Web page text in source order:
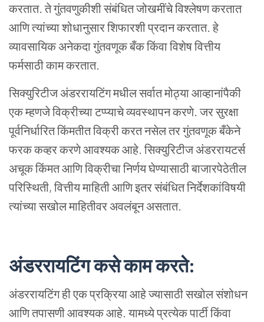
करतात.तेगुंतवणुकीशीसंबंधितजोखमींचेविश्लेषणकरतात
आणित्यांच्याशोधानुसारशिफारशीप्रदानकरतात.हे
व्यावसायिकअनेकदागुंतवणूकबँककिंवाविशेषवित्तीय
फर्मसाठीकामकरतात.
सिक्युरिटीजअंडररायटिंगमधीलसर्वातमोठ्याआव्हानांपैकी
एकम्हणजेविक्रीच्याटप्प्याचेव्यवस्थापनकरणे.जरसुरक्षा
पूर्वनिर्धारितकिंमतीतविक्रीकरतनसेलतरगुंतवणूकबँकेने
फरककव्हरकरणेआवश्यकआहे.सिक्युरिटीजअंडररायटर्स
अचूककिंमतआणिविक्रीचानिर्णयघेण्यासाठीबाजारपेठेतील
परिस्थिती,वित्तीयमाहितीआणिइतरसंबंधितनिर्देशकांविषयी
त्यांच्यासखोलमाहितीवरअवलंबूनअसतात.
अंडररायटिंगकसेकामकरते:
अंडररायटिंगहीएकप्रक्रियाआहेज्यासाठीसखोलसंशोधन
आणितपासणीआवश्यकआहे.यामध्येप्रत्येकपार्टीकिंवा